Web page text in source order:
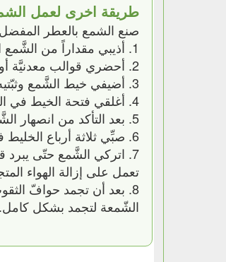
طريقة اخرى لعمل
صنع الشمع بالعطر
1. أذيبي مقداراً من الشَّمع الذي ترغبين فيه داخل حمّام ماء مغليّ.
2. أحضري قوالب معدنيَّة أو زجاجيَّة للشَّمع مع دهنها بزيت الفازلين.
3. أضيفي خيط الشَّمع وثبّتيه في منتصف القالب من أعلى، ويُمكنك الاستعانة بأعواد الأسنان الخشبيَّة الصغيرة.
4. أغلقي فتحة الخيط في القالب، من أسفل؛ إن كان القالب معدنيّاً أو بلاستيكيّاً، لمنع أيّ تسرُّب أو تشقّق في الشَّمع.
5. بعد التأكد من انصهار الشَّمع تماماً، أضيفي العود والألوان التي ترغبين فيها، واخلطيها حتى تتجانس تماماً.
6. صبِّي ثلاثة أرباع الخليط في القالب المجهَّز مسبقاً.
7. اتركي الشَّمع حتّى
تعمل على إزالة الهواء
8. بعد أن تجمد حوافّ
الشّمعة لتجمد بشكل كامل.